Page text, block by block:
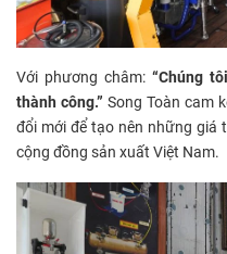
Với phương châm: “Chúng
thành công.” Song Toàn cam
đổi mới để tạo nên những giá
cộng đồng sản xuất Việt Nam.